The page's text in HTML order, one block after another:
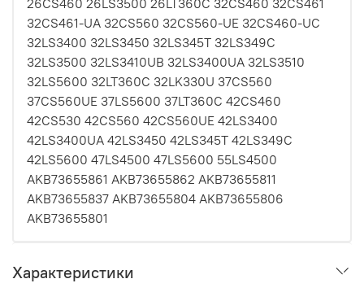
26CS460 26LS3500 26LT360C 32CS460 32CS461
32CS461-UA 32CS560 32CS560-UE 32CS460-UC
32LS3400 32LS3450 32LS345T 32LS349C
32LS3500 32LS3410UB 32LS3400UA 32LS3510
32LS5600 32LT360C 32LK330U 37CS560
37CS560UE 37LS5600 37LT360C 42CS460
42CS530 42CS560 42CS560UE 42LS3400
42LS3400UA 42LS3450 42LS345T 42LS349C
42LS5600 47LS4500 47LS5600 55LS4500
AKB73655861 AKB73655862 AKB73655811
AKB73655837 AKB73655804 AKB73655806
AKB73655801
Характеристики